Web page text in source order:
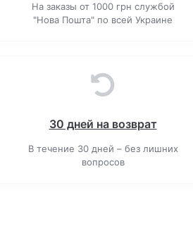
На заказы от 1000 грн службой
"Нова Пошта" по всей Украине
30 дней на возврат
В течение 30 дней – без лишних
вопросов